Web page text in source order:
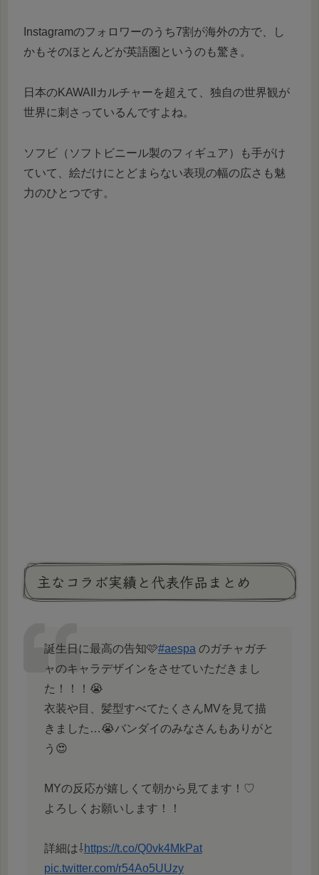
Instagramのフォロワーのうち7割が海外の方で、し
かもそのほとんどが英語圏というのも驚き。
日本のKAWAIIカルチャーを超えて、独自の世界観が
世界に刺さっているんですよね。
ソフビ（ソフトビニール製のフィギュア）も手がけ
ていて、絵だけにとどまらない表現の幅の広さも魅
力のひとつです。
主なコラボ実績と代表作品まとめ
誕生日に最高の告知🩷#aespa のガチャガチ
ャのキャラデザインをさせていただきまし
た！！！😭
衣装や目、髪型すべてたくさんMVを見て描
きました…😭バンダイのみなさんもありがと
う😍
MYの反応が嬉しくて朝から見てます！♡
よろしくお願いします！！
詳細は⇩https://t.co/Q0vk4MkPat
pic.twitter.com/r54Ao5UUzy